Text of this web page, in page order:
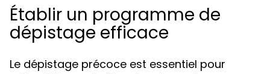
Établir un programme de
dépistage efficace
Le dépistage précoce est essentiel pour